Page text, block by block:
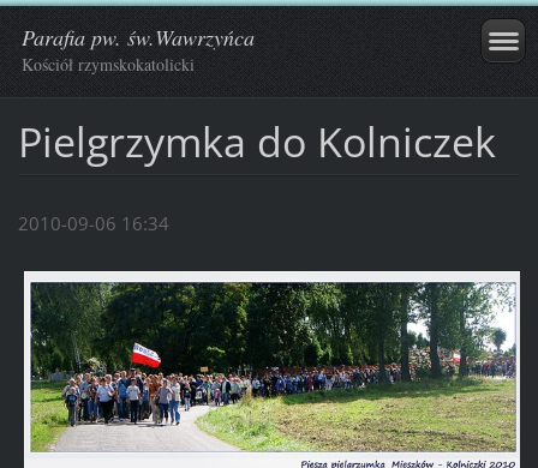
Parafia pw. św.Wawrzyńca
Kościół rzymskokatolicki
Pielgrzymka do Kolniczek
2010-09-06 16:34